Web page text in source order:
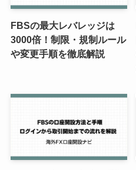
FBSの最大レバレッジは
3000倍！制限・規制ルール
や変更手順を徹底解説